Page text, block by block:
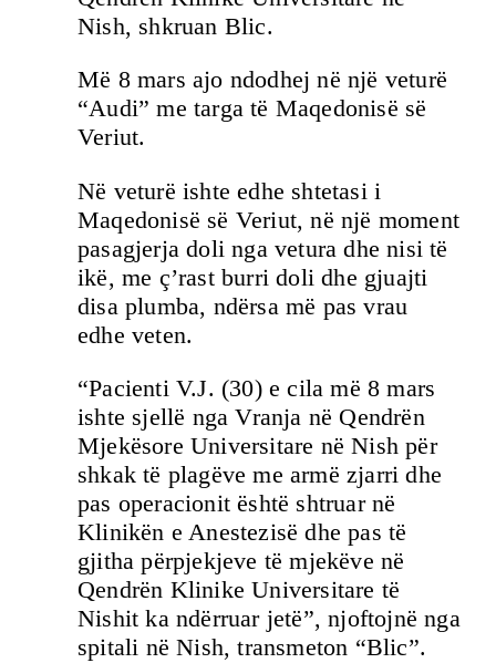
Nish, shkruan Blic.
Më 8 mars ajo ndodhej në një veturë
“Audi” me targa të Maqedonisë së
Veriut.
Në veturë ishte edhe shtetasi i
Maqedonisë së Veriut, në një moment
pasagjerja doli nga vetura dhe nisi të
ikë, me ç’rast burri doli dhe gjuajti
disa plumba, ndërsa më pas vrau
edhe veten.
“Pacienti V.J. (30) e cila më 8 mars
ishte sjellë nga Vranja në Qendrën
Mjekësore Universitare në Nish për
shkak të plagëve me armë zjarri dhe
pas operacionit është shtruar në
Klinikën e Anestezisë dhe pas të
gjitha përpjekjeve të mjekëve në
Qendrën Klinike Universitare të
Nishit ka ndërruar jetë”, njoftojnë nga
spitali në Nish, transmeton “Blic”.